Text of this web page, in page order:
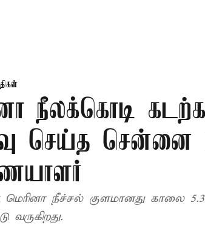
நீலக்கொடி
செய்த சென்னை
நீச்சல் குளமானது காலை
வருகிறது.